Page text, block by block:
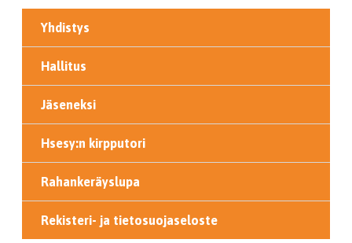
Yhdistys
Hallitus
Jäseneksi
Hsesy:n kirpputori
Rahankeräyslupa
Rekisteri- ja tietosuojaseloste